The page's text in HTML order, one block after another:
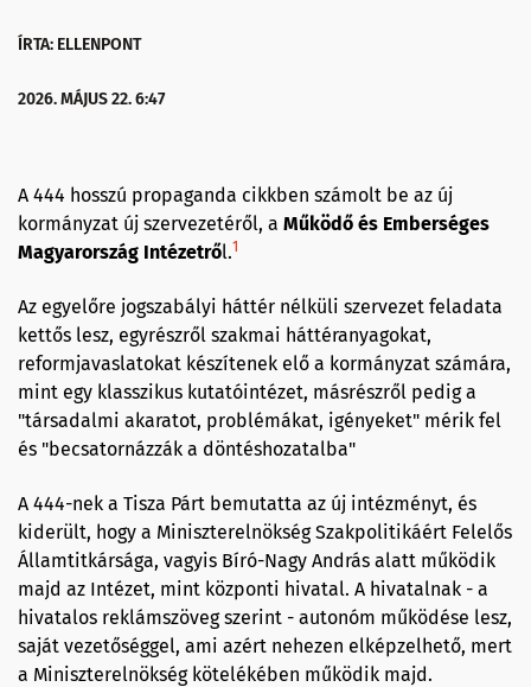
ÍRTA: ELLENPONT
2026. MÁJUS 22. 6:47
A 444 hosszú propaganda cikkben számolt be az új
kormányzat új szervezetéről, a Működő és Emberséges
Magyarország Intézetről.1
Az egyelőre jogszabályi háttér nélküli szervezet feladata
kettős lesz, egyrészről szakmai háttéranyagokat,
reformjavaslatokat készítenek elő a kormányzat számára,
mint egy klasszikus kutatóintézet, másrészről pedig a
"társadalmi akaratot, problémákat, igényeket" mérik fel
és "becsatornázzák a döntéshozatalba"
A 444-nek a Tisza Párt bemutatta az új intézményt, és
kiderült, hogy a Miniszterelnökség Szakpolitikáért Felelős
Államtitkársága, vagyis Bíró-Nagy András alatt működik
majd az Intézet, mint központi hivatal. A hivatalnak - a
hivatalos reklámszöveg szerint - autonóm működése lesz,
saját vezetőséggel, ami azért nehezen elképzelhető, mert
a Miniszterelnökség kötelékében működik majd.